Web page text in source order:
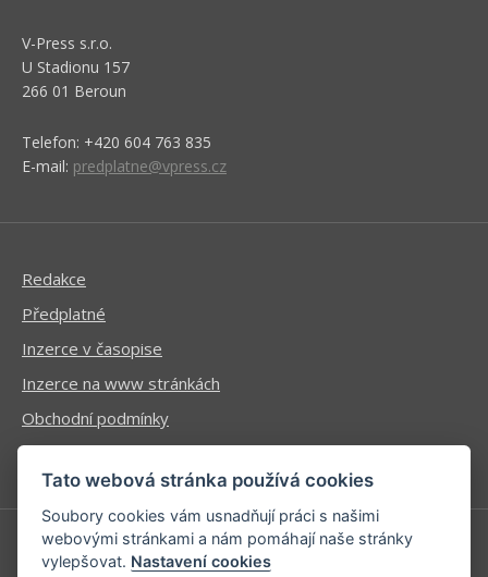
V-Press s.r.o.
U Stadionu 157
266 01 Beroun
Telefon: +420 604 763 835
E-mail: predplatne@vpress.cz
Redakce
Předplatné
Inzerce v časopise
Inzerce na www stránkách
Obchodní podmínky
Ochrana osobních údajů
Příhlášení | Registrace
Tato webová stránka používá cookies
Soubory cookies vám usnadňují práci s našimi
webovými stránkami a nám pomáhají naše stránky
vylepšovat. Nastavení cookies